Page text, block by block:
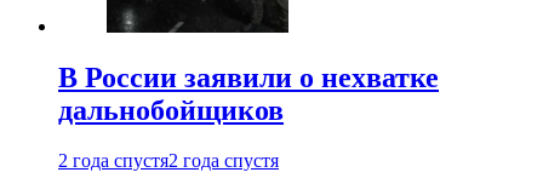
В России заявили о нехватке
дальнобойщиков
2 года спустя2 года спустя